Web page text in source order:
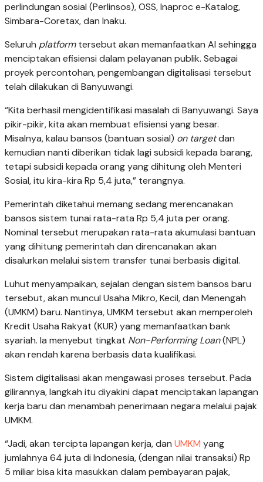
perlindungan sosial (Perlinsos), OSS, Inaproc e-Katalog,
Simbara-Coretax, dan Inaku.
Seluruh platformtersebut akan memanfaatkan AI sehingga
menciptakan efisiensi dalam pelayanan publik. Sebagai
proyek percontohan, pengembangan digitalisasi tersebut
telah dilakukan di Banyuwangi.
“Kita berhasil mengidentifikasi masalah di Banyuwangi. Saya
pikir-pikir, kita akan membuat efisiensi yang besar.
Misalnya, kalau bansos (bantuan sosial) on targetdan
kemudian nanti diberikan tidak lagi subsidi kepada barang,
tetapi subsidi kepada orang yang dihitung oleh Menteri
Sosial, itu kira-kira Rp 5,4 juta,” terangnya.
Pemerintah diketahui memang sedang merencanakan
bansos sistem tunai rata-rata Rp 5,4 juta per orang.
Nominal tersebut merupakan rata-rata akumulasi bantuan
yang dihitung pemerintah dan direncanakan akan
disalurkan melalui sistem transfer tunai berbasis digital.
Luhut menyampaikan, sejalan dengan sistem bansos baru
tersebut, akan muncul Usaha Mikro, Kecil, dan Menengah
(UMKM) baru. Nantinya, UMKM tersebut akan memperoleh
Kredit Usaha Rakyat (KUR) yang memanfaatkan bank
syariah. Ia menyebut tingkat Non-Performing Loan(NPL)
akan rendah karena berbasis data kualifikasi.
Sistem digitalisasi akan mengawasi proses tersebut. Pada
gilirannya, langkah itu diyakini dapat menciptakan lapangan
kerja baru dan menambah penerimaan negara melalui pajak
UMKM.
“Jadi, akan tercipta lapangan kerja, dan UMKM yang
jumlahnya 64 juta di Indonesia, (dengan nilai transaksi) Rp
5 miliar bisa kita masukkan dalam pembayaran pajak,